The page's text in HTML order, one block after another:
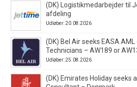
(DK) Logistikmedarbejder til
afdeling
Udløber: 20.08.2026
(DK) Bel Air seeks EASA
Technicians – AW189 or
Udløber: 25.08.2026
(DK) Emirates Holiday seeks